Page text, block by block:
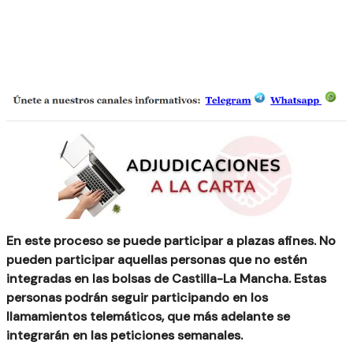
En este proceso se puede participar a plazas afines.No
pueden participar aquellas personas que no estén
integradas en las bolsas de Castilla-La Mancha. Estas
personas podrán seguir participando en los
llamamientos telemáticos, que más adelante se
integrarán en las peticiones semanales.